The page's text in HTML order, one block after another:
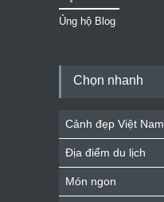
Ủng hộ Blog
Chọn nhanh
Cảnh đẹp Việt Nam
Địa điểm du lịch
Món ngon